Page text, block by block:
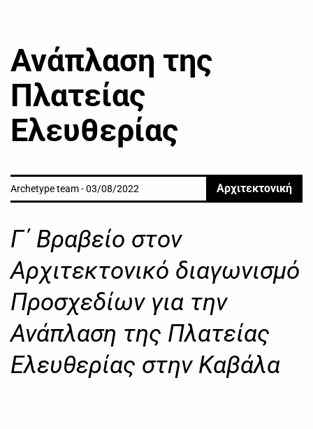
Ανάπλαση της
Πλατείας
Ελευθερίας
Archetype team - 03/08/2022 Αρχιτεκτονική
Γ΄ Βραβείο στον
Αρχιτεκτονικό διαγωνισμό
Προσχεδίων για την
Ανάπλαση της Πλατείας
Ελευθερίας στην Καβάλα